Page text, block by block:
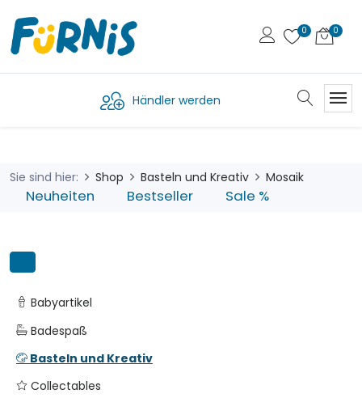
Händler werden
Sie sind hier: Shop Basteln und Kreativ Mosaik
Neuheiten Bestseller Sale %
Babyartikel
Badespaß
Basteln und Kreativ
Collectables